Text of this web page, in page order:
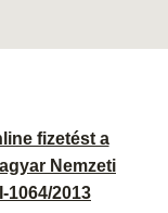
fizetést a
Nemzeti
1064/2013